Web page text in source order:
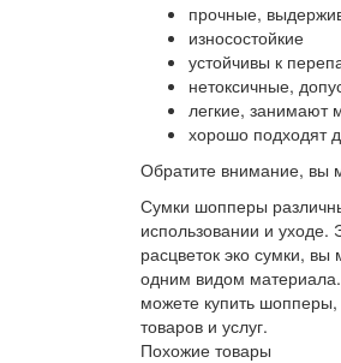
прочные,
износостойкие
устойчивы к
нетоксичные,
легкие, занимают
хорошо подходят
Обратите внимание, вы
Сумки шопперы
использовании и уходе.
расцветок эко сумки,
одним видом
можете купить
товаров и услуг.
Похожие товары